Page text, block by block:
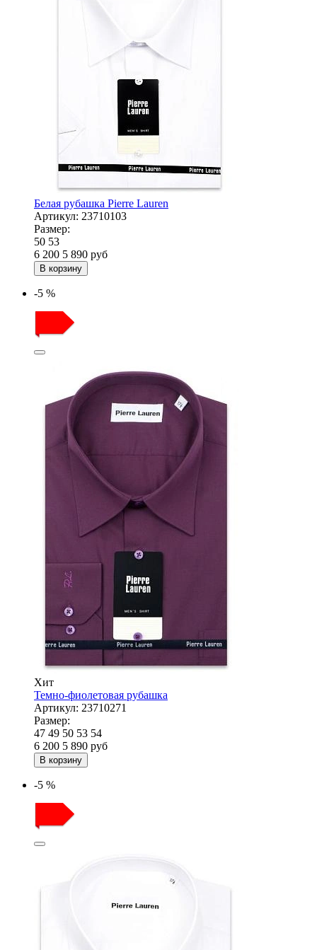
Белая рубашка Pierre Lauren
Артикул: 23710103
Размер:
50 53
6 200 5 890 руб
В корзину
-5 %
Хит
Темно-фиолетовая рубашка
Артикул: 23710271
Размер:
47 49 50 53 54
6 200 5 890 руб
В корзину
-5 %